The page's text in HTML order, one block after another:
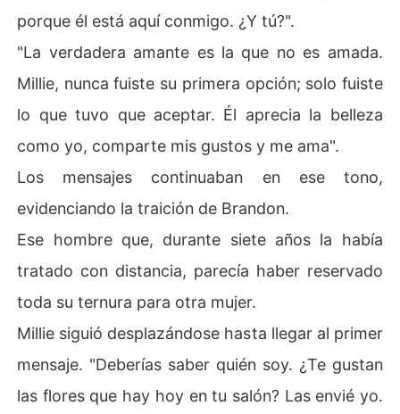
porque él está aquí conmigo. ¿Y tú?".
"La verdadera amante es la que no es amada.
Millie, nunca fuiste su primera opción; solo fuiste
lo que tuvo que aceptar. Él aprecia la belleza
como yo, comparte mis gustos y me ama".
Los mensajes continuaban en ese tono,
evidenciando la traición de Brandon.
Ese hombre que, durante siete años la había
tratado con distancia, parecía haber reservado
toda su ternura para otra mujer.
Millie siguió desplazándose hasta llegar al primer
mensaje. "Deberías saber quién soy. ¿Te gustan
las flores que hay hoy en tu salón? Las envié yo.